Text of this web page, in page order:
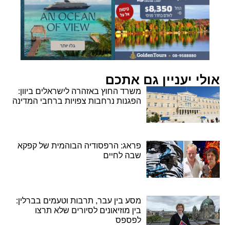
אולי יעניין גם אתכם
משרד החוץ באזהרה לישראלים ביוון:
הפגנות נרחבות צפויות ברחבי המדינה
פראג: הרפסודיה הבוהמית של קפקא
שבה לחיים
מסע בין עבר, תרבות וטעמים בברלין:
בין מוזיאונים לסיורים שלא תרצו
לפספס